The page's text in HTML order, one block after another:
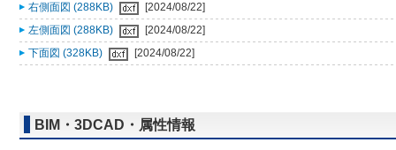
右側面図 (288KB)
[2024/08/22]
左側面図 (288KB)
[2024/08/22]
下面図 (328KB)
[2024/08/22]
BIM・3DCAD・属性情報